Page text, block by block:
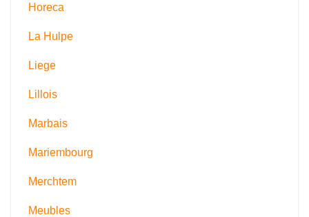
Horeca
La Hulpe
Liege
Lillois
Marbais
Mariembourg
Merchtem
Meubles